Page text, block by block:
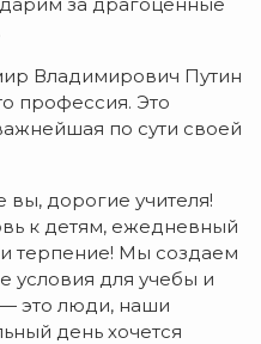
Владимирович Путин
профессия. Это
по сути своей
вы, дорогие учителя!
к детям, ежедневный
терпение! Мы создаем
для учебы и
это люди, наши
день хочется